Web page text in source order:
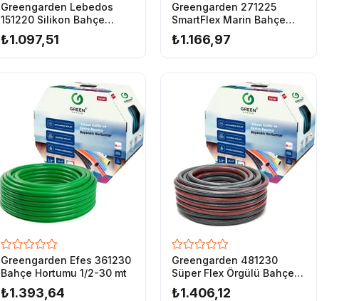
Greengarden Lebedos
151220 Silikon Bahçe
Hortumu 1/2-20 mt
₺1.097,51
Greengarden 271225
SmartFlex Marin Bahçe
Hortumu 1/2-25 mt
₺1.166,97
Greengarden Efes 361230
Bahçe Hortumu 1/2-30 mt
₺1.393,64
Greengarden 481230
Süper Flex Örgülü Bahçe
Hortumu 1/2-30 mt
₺1.406,12